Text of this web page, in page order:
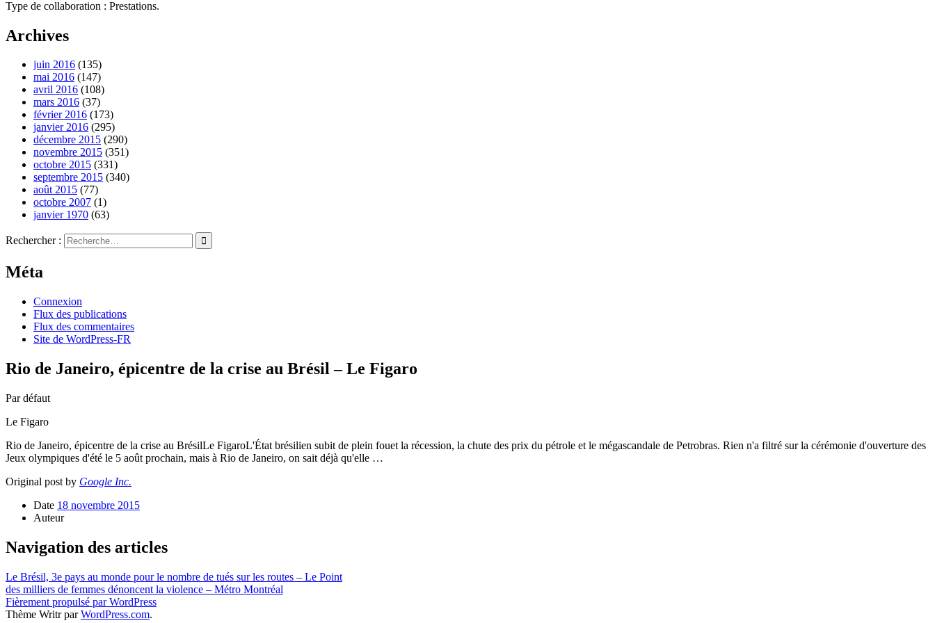
Type de collaboration : Prestations.
Archives
juin 2016 (135)
mai 2016 (147)
avril 2016 (108)
mars 2016 (37)
février 2016 (173)
janvier 2016 (295)
décembre 2015 (290)
novembre 2015 (351)
octobre 2015 (331)
septembre 2015 (340)
août 2015 (77)
octobre 2007 (1)
janvier 1970 (63)
Rechercher :
Méta
Connexion
Flux des publications
Flux des commentaires
Site de WordPress-FR
Rio de Janeiro, épicentre de la crise au Brésil – Le Figaro
Par défaut
Le Figaro
Rio de Janeiro, épicentre de la crise au BrésilLe FigaroL'État brésilien subit de plein fouet la récession, la chute des prix du pétrole et le mégascandale de Petrobras. Rien n'a filtré sur la cérémonie d'ouverture des
Jeux olympiques d'été le 5 août prochain, mais à Rio de Janeiro, on sait déjà qu'elle …
Original post by Google Inc.
Date 18 novembre 2015
Auteur
Navigation des articles
Le Brésil, 3e pays au monde pour le nombre de tués sur les routes – Le Point
des milliers de femmes dénoncent la violence – Métro Montréal
Fièrement propulsé par WordPress
Thème Writr parWordPress.com.